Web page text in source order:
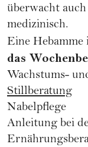
überwacht
medizinisch.
Eine Hebamme
das
Wachstums-
Stillberatung
Nabelpflege
Anleitung bei